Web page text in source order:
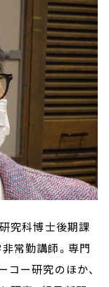
究科博士後期課
常勤講師。専門
コー研究のほか、